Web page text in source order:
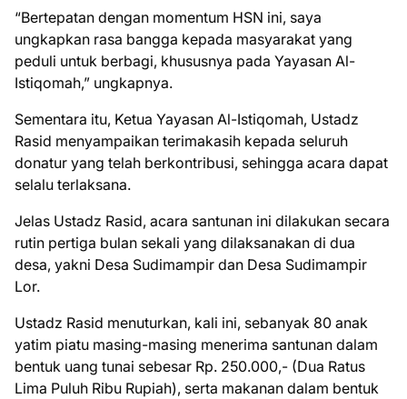
“Bertepatan dengan momentum HSN ini, saya
ungkapkan rasa bangga kepada masyarakat yang
peduli untuk berbagi, khususnya pada Yayasan Al-
Istiqomah,” ungkapnya.
Sementara itu, Ketua Yayasan Al-Istiqomah, Ustadz
Rasid menyampaikan terimakasih kepada seluruh
donatur yang telah berkontribusi, sehingga acara dapat
selalu terlaksana.
Jelas Ustadz Rasid, acara santunan ini dilakukan secara
rutin pertiga bulan sekali yang dilaksanakan di dua
desa, yakni Desa Sudimampir dan Desa Sudimampir
Lor.
Ustadz Rasid menuturkan, kali ini, sebanyak 80 anak
yatim piatu masing-masing menerima santunan dalam
bentuk uang tunai sebesar Rp. 250.000,- (Dua Ratus
Lima Puluh Ribu Rupiah), serta makanan dalam bentuk